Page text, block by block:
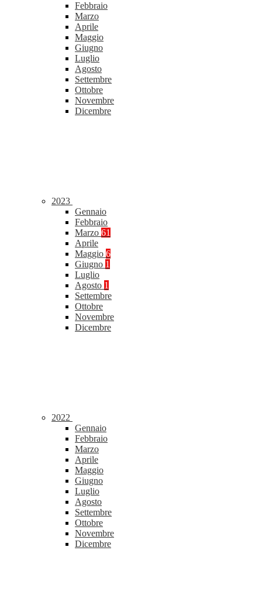
Febbraio
Marzo
Aprile
Maggio
Giugno
Luglio
Agosto
Settembre
Ottobre
Novembre
Dicembre
2023
Gennaio
Febbraio
Marzo 61
Aprile
Maggio 6
Giugno 1
Luglio
Agosto 1
Settembre
Ottobre
Novembre
Dicembre
2022
Gennaio
Febbraio
Marzo
Aprile
Maggio
Giugno
Luglio
Agosto
Settembre
Ottobre
Novembre
Dicembre